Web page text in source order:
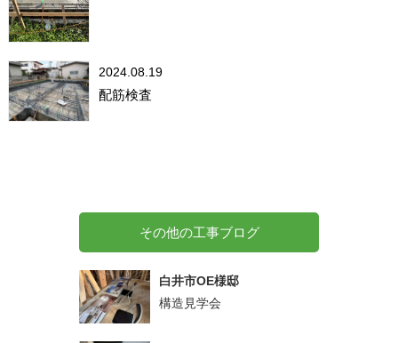
2024.08.19
配筋検査
その他の工事ブログ
白井市OE様邸
構造見学会